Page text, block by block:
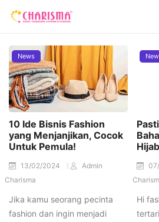
News
10 Ide Bisnis Fashion
yang Menjanjikan, Cocok
Untuk Pemula!
13/02/2024
Admin
Charisma
Jika kamu seorang pecinta
fashion dan ingin menjadi
Hi